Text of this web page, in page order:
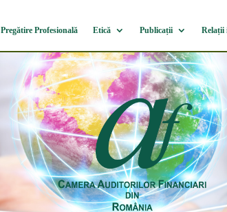
Pregătire Profesională Etică Publicații Relații